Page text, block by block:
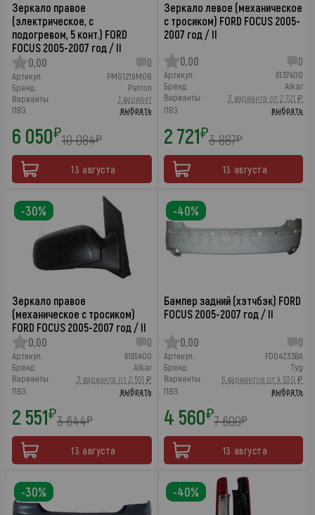
Зеркало правое
(электрическое, с
подогревом, 5 конт.) FORD
FOCUS 2005-2007 год / II
0,00
0
Артикул:
PMG1219M08
Бренд:
Patron
Варианты:
1 вариант
ПВЗ:
выбрать
6 050₽10 084₽
13 августа
Зеркало левое (механическое
с тросиком) FORD FOCUS 2005-
2007 год / II
0,00
0
Артикул:
6137400
Бренд:
Alkar
Варианты:
3 варианта от 2 721 ₽
ПВЗ:
выбрать
2 721₽3 887₽
13 августа
Зеркало правое
(механическое с тросиком)
FORD FOCUS 2005-2007 год / II
0,00
0
Артикул:
6165400
Бренд:
Alkar
Варианты:
3 варианта от 2 551 ₽
ПВЗ:
выбрать
2 551₽3 644₽
13 августа
-30%
Бампер задний (хэтчбэк) FORD
FOCUS 2005-2007 год / II
0,00 0
Артикул:
FD04233BA
Бренд:
Tyg
Варианты:
6 вариантов от 4 530 ₽
ПВЗ:
выбрать
4 560₽7 600₽
13 августа
-40%
-30% -40%